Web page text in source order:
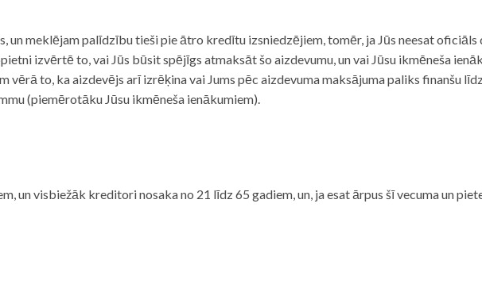
un meklējam palīdzību tieši pie ātro kredītu izsniedzējiem, tomēr, ja Jūs neesat
izvērtē to, vai Jūs būsit spējīgs atmaksāt šo aizdevumu, un vai Jūsu ikmēneša
vērā to, ka aizdevējs arī izrēķina vai Jums pēc aizdevuma maksājuma paliks finanšu
(piemērotāku Jūsu ikmēneša ienākumiem).
un visbiežāk kreditori nosaka no 21 līdz 65 gadiem, un, ja esat ārpus šī vecuma un